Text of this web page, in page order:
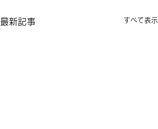
最新記事 すべて表示